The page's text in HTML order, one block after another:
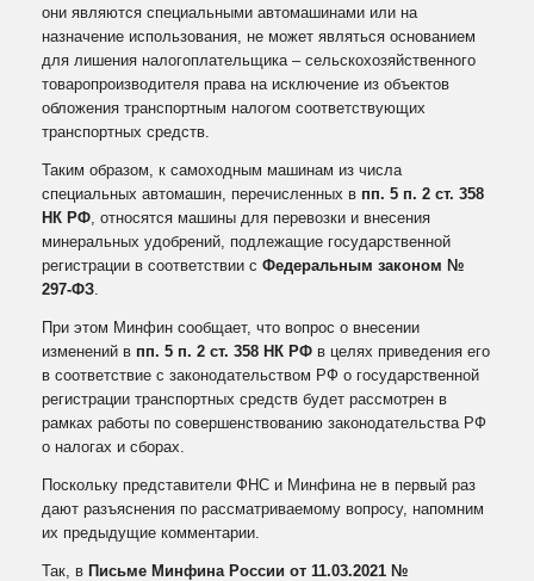
они являются специальными автомашинами или на
назначение использования, не может являться основанием
для лишения налогоплательщика – сельскохозяйственного
товаропроизводителя права на исключение из объектов
обложения транспортным налогом соответствующих
транспортных средств.
Таким образом, к самоходным машинам из числа
специальных автомашин, перечисленных в пп. 5 п. 2 ст. 358
НК РФ, относятся машины для перевозки и внесения
минеральных удобрений, подлежащие государственной
регистрации в соответствии с Федеральным законом №
297‑ФЗ.
При этом Минфин сообщает, что вопрос о внесении
изменений в пп. 5 п. 2 ст. 358 НК РФ в целях приведения его
в соответствие с законодательством РФ о государственной
регистрации транспортных средств будет рассмотрен в
рамках работы по совершенствованию законодательства РФ
о налогах и сборах.
Поскольку представители ФНС и Минфина не в первый раз
дают разъяснения по рассматриваемому вопросу, напомним
их предыдущие комментарии.
Так, в Письме Минфина России от 11.03.2021 №